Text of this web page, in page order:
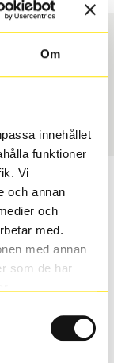
Om
innehållet
funktioner
Vi
och annan
och
med.
med annan
som de har
det däck du
som skall
kolla en extra
ut från